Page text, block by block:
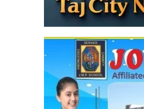
Taj City News